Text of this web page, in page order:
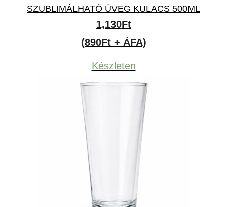
SZUBLIMÁLHATÓ ÜVEG KULACS 500ML
1,130Ft
(890Ft + ÁFA)
Készleten